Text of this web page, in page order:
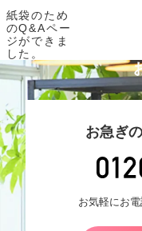
紙袋のため
のQ&Aペー
ジができま
した。
お急ぎ
お気軽にお